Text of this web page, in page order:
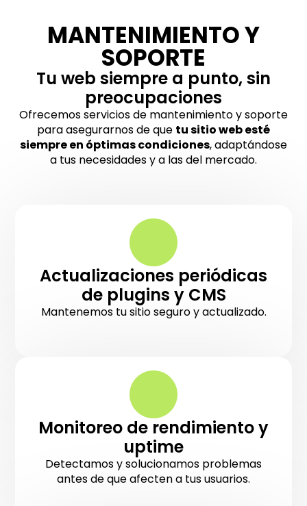
MANTENIMIENTO Y
SOPORTE
Tu web siempre a punto, sin
preocupaciones
Ofrecemos servicios de mantenimiento y soporte
para asegurarnos de que tu sitio web esté
siempre en óptimas condiciones, adaptándose
a tus necesidades y a las del mercado.
Actualizaciones periódicas
de plugins y CMS
Mantenemos tu sitio seguro y actualizado.
Monitoreo de rendimiento y
uptime
Detectamos y solucionamos problemas
antes de que afecten a tus usuarios.